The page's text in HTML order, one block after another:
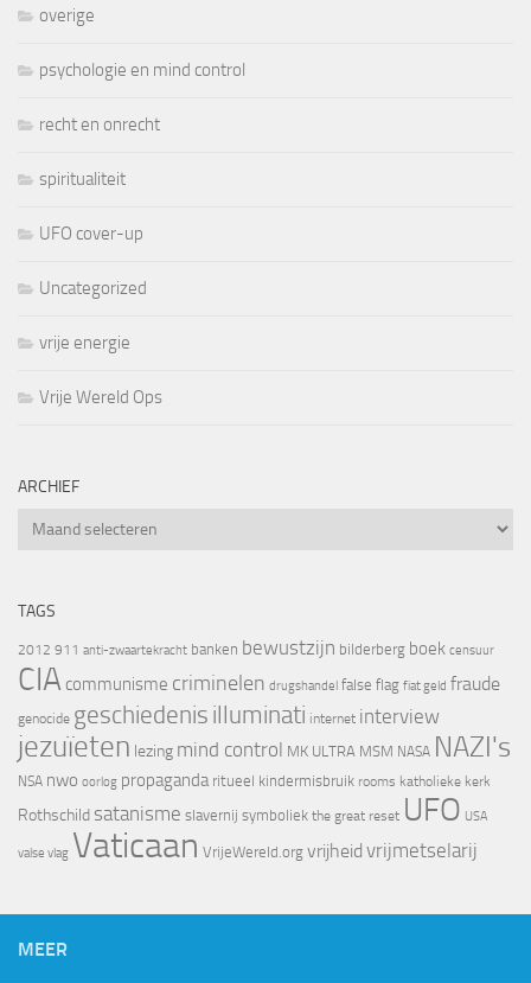
overige
psychologie en mind control
recht en onrecht
spiritualiteit
UFO cover-up
Uncategorized
vrije energie
Vrije Wereld Ops
ARCHIEF
Archief
TAGS
2012 911 anti-zwaartekracht banken bewustzijn bilderberg boek censuur
CIA communisme criminelen drugshandel false flag fiat geld fraude
genocide geschiedenis illuminati internet interview
jezuïeten lezing mind control MK ULTRA MSM NASA NAZI's
NSA nwo oorlog propaganda ritueel kindermisbruik rooms katholieke kerk
Rothschild satanisme slavernij symboliek the great reset UFO USA
valse vlag Vaticaan VrijeWereld.org vrijheid vrijmetselarij
MEER